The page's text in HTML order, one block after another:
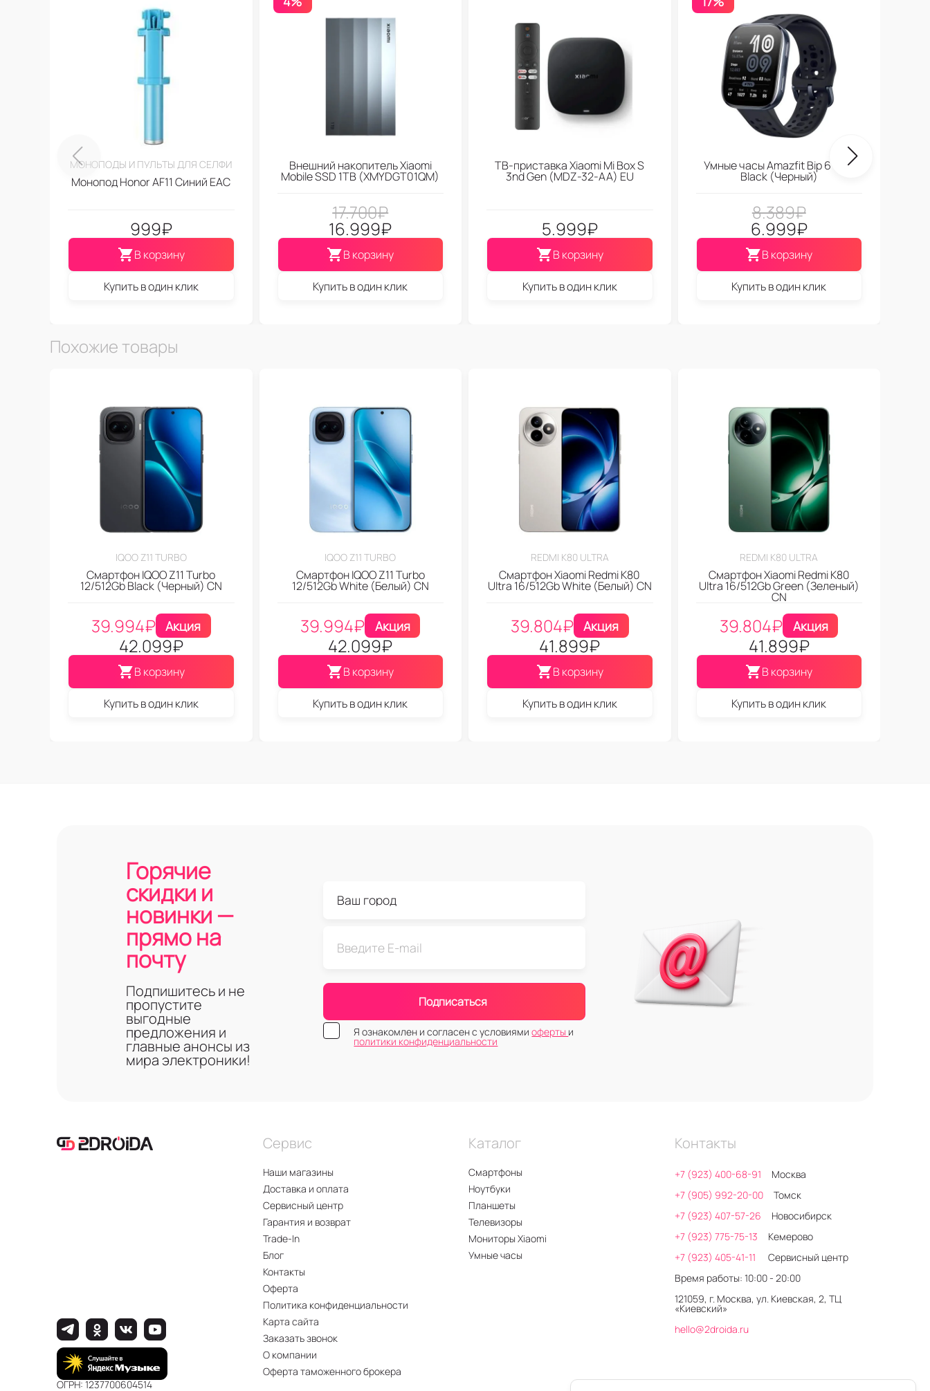
МОНОПОДЫ И ПУЛЬТЫ ДЛЯ СЕЛФИ
Монопод Honor AF11 Синий EAC
999₽
В корзину
Купить в один клик
Внешний накопитель Xiaomi
Mobile SSD 1TB (XMYDGT01QM)
17.700₽
16.999₽
В корзину
Купить в один клик
ТВ-приставка Xiaomi Mi Box S
3nd Gen (МDZ-32-АА) EU
5.999₽
В корзину
Купить в один клик
Умные часы Amazfit Bip 6 Soft
Black (Черный)
8.389₽
6.999₽
В корзину
Купить в один клик
Похожие товары
IQOO Z11 TURBO
Смартфон IQOO Z11 Turbo
12/512Gb Black (Черный) CN
39.994₽ Акция
42.099₽
В корзину
Купить в один клик
IQOO Z11 TURBO
Смартфон IQOO Z11 Turbo
12/512Gb White (Белый) CN
39.994₽ Акция
42.099₽
В корзину
Купить в один клик
REDMI K80 ULTRA
Смартфон Xiaomi Redmi K80
Ultra 16/512Gb White (Белый) CN
39.804₽ Акция
41.899₽
В корзину
Купить в один клик
REDMI K80 ULTRA
Смартфон Xiaomi Redmi K80
Ultra 16/512Gb Green (Зеленый)
CN
39.804₽ Акция
41.899₽
В корзину
Купить в один клик
Горячие
скидки и
новинки —
прямо на
почту
Подпишитесь и не
пропустите
выгодные
предложения и
главные анонсы из
мира электроники!
Подписаться
Я ознакомлен и согласен с условиямиоферты и
политики конфиденциальности
Сервис
Наши магазины
Доставка и оплата
Сервисный центр
Гарантия и возврат
Trade-In
Блог
Контакты
Оферта
Политика конфиденциальности
Карта сайта
Заказать звонок
О компании
Оферта таможенного брокера
Каталог
Смартфоны
Ноутбуки
Планшеты
Телевизоры
Мониторы Xiaomi
Умные часы
Контакты
+7 (923) 400-68-91
Москва
+7 (905) 992-20-00
Томск
+7 (923) 407-57-26
Новосибирск
+7 (923) 775-75-13
Кемерово
+7 (923) 405-41-11
Сервисный центр
Время работы: 10:00 - 20:00
121059, г. Москва, ул. Киевская, 2, ТЦ
«Киевский»
hello@2droida.ru
ОГРН: 1237700604514